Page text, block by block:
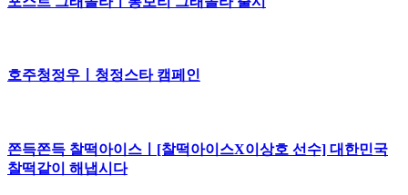
호주청정우ㅣ청정스타 캠페인
쫀득쫀득 찰떡아이스ㅣ[찰떡아이스X이상호 선수] 대한민국
찰떡같이 해냅시다